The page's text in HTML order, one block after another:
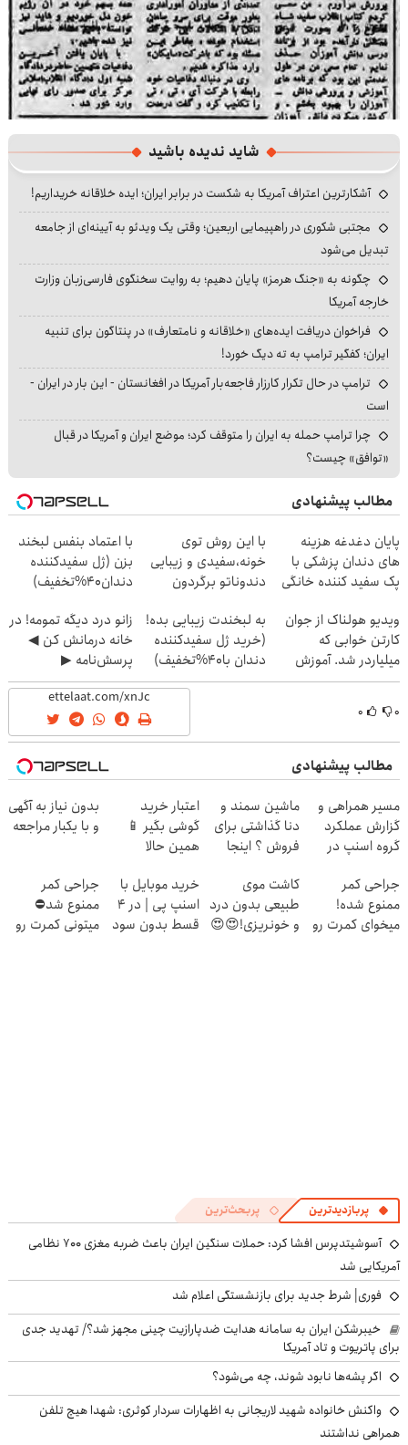
شاید ندیده باشید
آشکارترین اعتراف آمریکا به شکست در برابر ایران؛ ایده خلاقانه خریداریم!
مجتبی شکوری در راهپیمایی اربعین؛ وقتی یک ویدئو به آیینه‌ای از جامعه
تبدیل می‌شود
چگونه به «جنگ هرمز» پایان دهیم؛ به روایت سخنگوی فارسی‌زبان وزارت
خارجه آمریکا
فراخوان دریافت ایده‌های «خلاقانه و نامتعارف» در پنتاگون برای تنبیه
ایران؛ کفگیر ترامپ به ته دیگ خورد!
ترامپ در حال تکرار کارزار فاجعه‌بار آمریکا در افغانستان - این بار در ایران -
است
چرا ترامپ حمله به ایران را متوقف کرد؛ موضع ایران و آمریکا در قبال
«توافق» چیست؟
مطالب پیشنهادی
پایان دغدغه هزینه
های دندان پزشکی با
پک سفید کننده خانگی
با این روش توی
خونه،سفیدی و زیبایی
دندوناتو برگردون
با اعتماد بنفس لبخند
بزن (ژل سفیدکننده
دندان40%تخفیف)
ویدیو هولناک از جوان
کارتن خوابی که
میلیاردر شد. آموزش
رایگان
به لبخندت زیبایی بده!
(خرید ژل سفیدکننده
دندان با40%تخفیف)
زانو درد دیگه تمومه! در
خانه درمانش کن ◀
پرسش‌نامه ▶
۰ ۰
مطالب پیشنهادی
مسیر همراهی و
گزارش عملکرد
گروه اسنپ در
ماشین سمند و
دنا گذاشتی برای
فروش ؟ اینجا
بفروش
اعتبار خرید
گوشی بگیر 📱
همین حالا
بده 🎯
بدون نیاز به آگهی
و با یکبار مراجعه
جراحی کمر
ممنوع شده!
میخوای کمرت رو
کاشت موی
طبیعی بدون درد
و خونریزی!😍😍
خرید موبایل با
اسنپ پی | در ۴
قسط بدون سود
جراحی کمر
ممنوع شد⛔
میتونی کمرت رو
پربازدیدترین پربحث‌ترین
آسوشیتدپرس افشا کرد: حملات سنگین ایران باعث ضربه مغزی ۷۰۰ نظامی
آمریکایی شد
فوری| شرط جدید برای بازنشستگی اعلام شد
خیبرشکن ایران به سامانه هدایت ضدپارازیت چینی مجهز شد؟/ تهدید جدی
برای پاتریوت و تاد آمریکا
اگر پشه‌ها نابود شوند، چه می‌شود؟
واکنش خانواده شهید لاریجانی به اظهارات سردار کوثری: شهدا هیچ تلفن
همراهی نداشتند